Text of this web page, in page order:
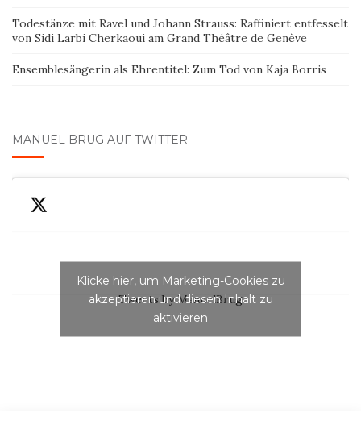
Todestänze mit Ravel und Johann Strauss: Raffiniert entfesselt
von Sidi Larbi Cherkaoui am Grand Théâtre de Genève
Ensemblesängerin als Ehrentitel: Zum Tod von Kaja Borris
MANUEL BRUG AUF TWITTER
Tweets by ManuelBrug
Klicke hier, um Marketing-Cookies zu
akzeptieren und diesen Inhalt zu
aktivieren